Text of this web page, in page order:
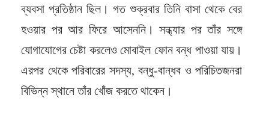
ব্যবসা প্রতিষ্ঠান ছিল। গত শুক্রবার তিনি বাসা থেকে বের
হওয়ার পর আর ফিরে আসেননি। সন্ধ্যার পর তাঁর সঙ্গে
যোগাযোগের চেষ্টা করলেও মোবাইল ফোন বন্ধ পাওয়া যায়।
এরপর থেকে পরিবারের সদস্য, বন্ধু-বান্ধব ও পরিচিতজনরা
বিভিন্ন স্থানে তাঁর খোঁজ করতে থাকেন।